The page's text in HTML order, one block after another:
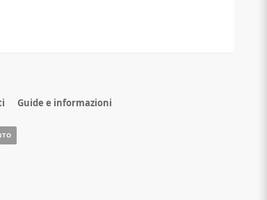
Guide e informazioni